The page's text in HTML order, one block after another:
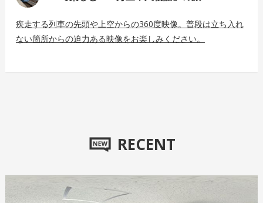
疾走する列車の先頭や上空からの360度映像。普段は立ち入れ
ない箇所からの迫力ある映像をお楽しみください。
RECENT